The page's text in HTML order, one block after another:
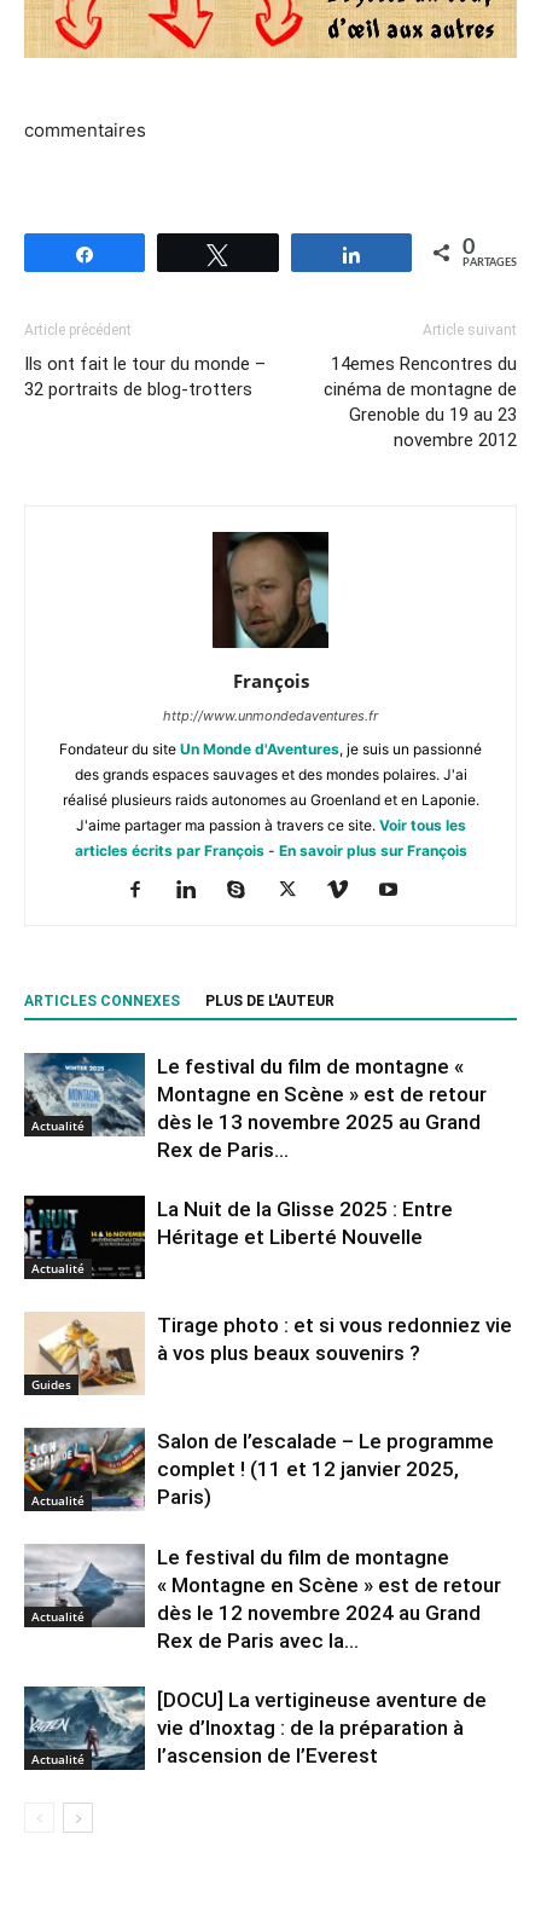
commentaires
Partagez 0
PARTAGES
Article précédent
Ils ont fait le tour du monde –
32 portraits de blog-trotters
Article suivant
14emes Rencontres du
cinéma de montagne de
Grenoble du 19 au 23
novembre 2012
François
http://www.unmondedaventures.fr
Fondateur du site Un Monde d'Aventures, je suis un passionné
des grands espaces sauvages et des mondes polaires. J'ai
réalisé plusieurs raids autonomes au Groenland et en Laponie.
J'aime partager ma passion à travers ce site. Voir tous les
articles écrits par François- En savoir plus sur François
ARTICLES CONNEXES PLUS DE L'AUTEUR
Actualité
Le festival du film de montagne «
Montagne en Scène » est de retour
dès le 13 novembre 2025 au Grand
Rex de Paris...
Actualité
La Nuit de la Glisse 2025 : Entre
Héritage et Liberté Nouvelle
Guides
Tirage photo : et si vous redonniez vie
à vos plus beaux souvenirs ?
Actualité
Salon de l’escalade – Le programme
complet ! (11 et 12 janvier 2025,
Paris)
Actualité
Le festival du film de montagne
« Montagne en Scène » est de retour
dès le 12 novembre 2024 au Grand
Rex de Paris avec la...
Actualité
[DOCU] La vertigineuse aventure de
vie d’Inoxtag : de la préparation à
l’ascension de l’Everest